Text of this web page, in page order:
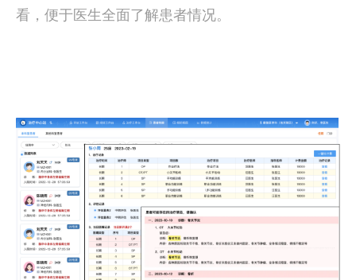
看，便于医生全面了解患者情况。